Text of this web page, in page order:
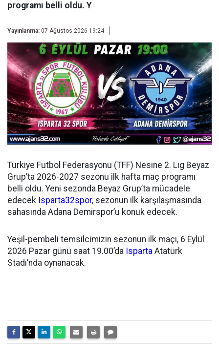
programı belli oldu. Y
Yayınlanma: 07 Ağustos 2026 19:24
Türkiye Futbol Federasyonu (TFF) Nesine 2. Lig Beyaz
Grup’ta 2026-2027 sezonu ilk hafta maç programı
belli oldu. Yeni sezonda Beyaz Grup’ta mücadele
edecek Isparta32spor, sezonun ilk karşılaşmasında
sahasında Adana Demirspor’u konuk edecek.
Yeşil-pembeli temsilcimizin sezonun ilk maçı, 6 Eylül
2026 Pazar günü saat 19.00’da Isparta Atatürk
Stadı’nda oynanacak.